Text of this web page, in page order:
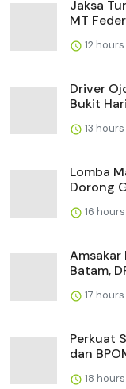
Jaksa
MT
12
Driver
Bukit
13
Lomba
Dorong
16
Amsakar
Batam,
17
Perkuat
dan
18